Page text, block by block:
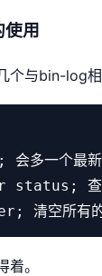
用
个与bin-log相
多一个最
status; 查
。